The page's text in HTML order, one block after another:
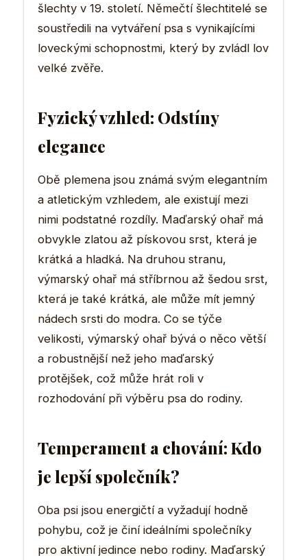
šlechty v 19. století. Němečtí šlechtitelé se
soustředili na vytváření psa s vynikajícími
loveckými schopnostmi, který by zvládl lov
velké zvěře.
Fyzický vzhled: Odstíny
elegance
Obě plemena jsou známá svým elegantním
a atletickým vzhledem, ale existují mezi
nimi podstatné rozdíly. Maďarský ohař má
obvykle zlatou až pískovou srst, která je
krátká a hladká. Na druhou stranu,
výmarský ohař má stříbrnou až šedou srst,
která je také krátká, ale může mít jemný
nádech srsti do modra. Co se týče
velikosti, výmarský ohař bývá o něco větší
a robustnější než jeho maďarský
protějšek, což může hrát roli v
rozhodování při výběru psa do rodiny.
Temperament a chování: Kdo
je lepší společník?
Oba psi jsou energičtí a vyžadují hodně
pohybu, což je činí ideálními společníky
pro aktivní jedince nebo rodiny. Maďarský